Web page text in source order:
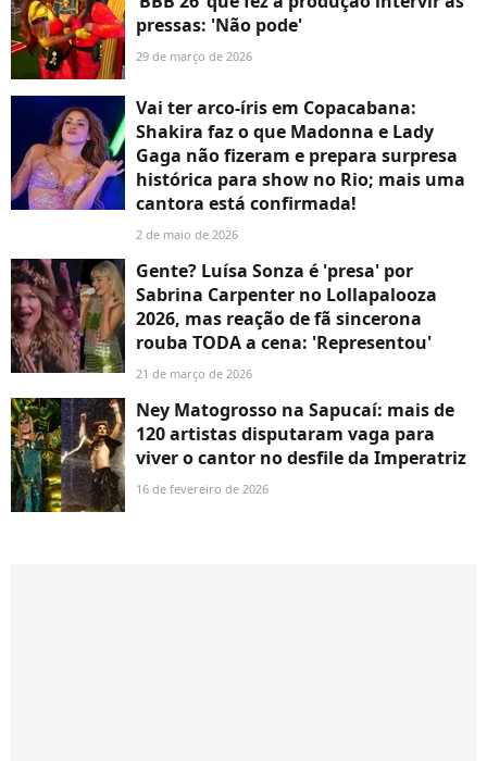
pressas: 'Não pode'
29 de março de 2026
Vai ter arco-íris em Copacabana:
Shakira faz o que Madonna e Lady
Gaga não fizeram e prepara surpresa
histórica para show no Rio; mais uma
cantora está confirmada!
2 de maio de 2026
Gente? Luísa Sonza é 'presa' por
Sabrina Carpenter no Lollapalooza
2026, mas reação de fã sincerona
rouba TODA a cena: 'Representou'
21 de março de 2026
Ney Matogrosso na Sapucaí: mais de
120 artistas disputaram vaga para
viver o cantor no desfile da Imperatriz
16 de fevereiro de 2026